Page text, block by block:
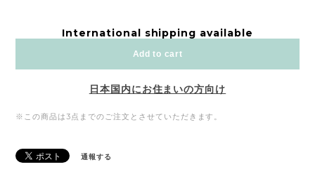
International shipping available
Add to cart
日本国内にお住まいの方向け
※この商品は3点までのご注文とさせていただきます。
通報する